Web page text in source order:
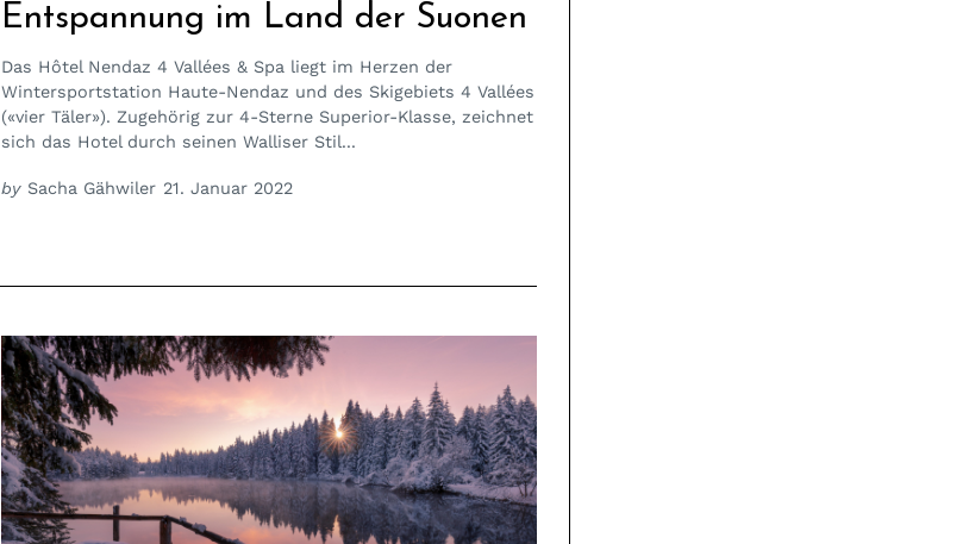
Entspannung im Land der Suonen
Das Hôtel Nendaz 4 Vallées & Spa liegt im Herzen der
Wintersportstation Haute-Nendaz und des Skigebiets 4 Vallées
(«vier Täler»). Zugehörig zur 4-Sterne Superior-Klasse, zeichnet
sich das Hotel durch seinen Walliser Stil...
by Sacha Gähwiler 21. Januar 2022